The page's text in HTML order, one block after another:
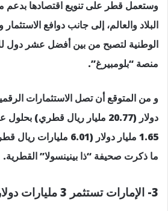
وستعمل قطر على تنويع اقتصادها
البلاد والعالم، إلى جانب دوافع
الوطنية لتصبح من بين أفضل عشر دول
منصة “بلومبيرغ”.
ما ذكرت صحيفة “ذا بينينسولا” القطرية.
3- الإمارات تستثمر 3 مليارات دولار سنويا في الابتكار